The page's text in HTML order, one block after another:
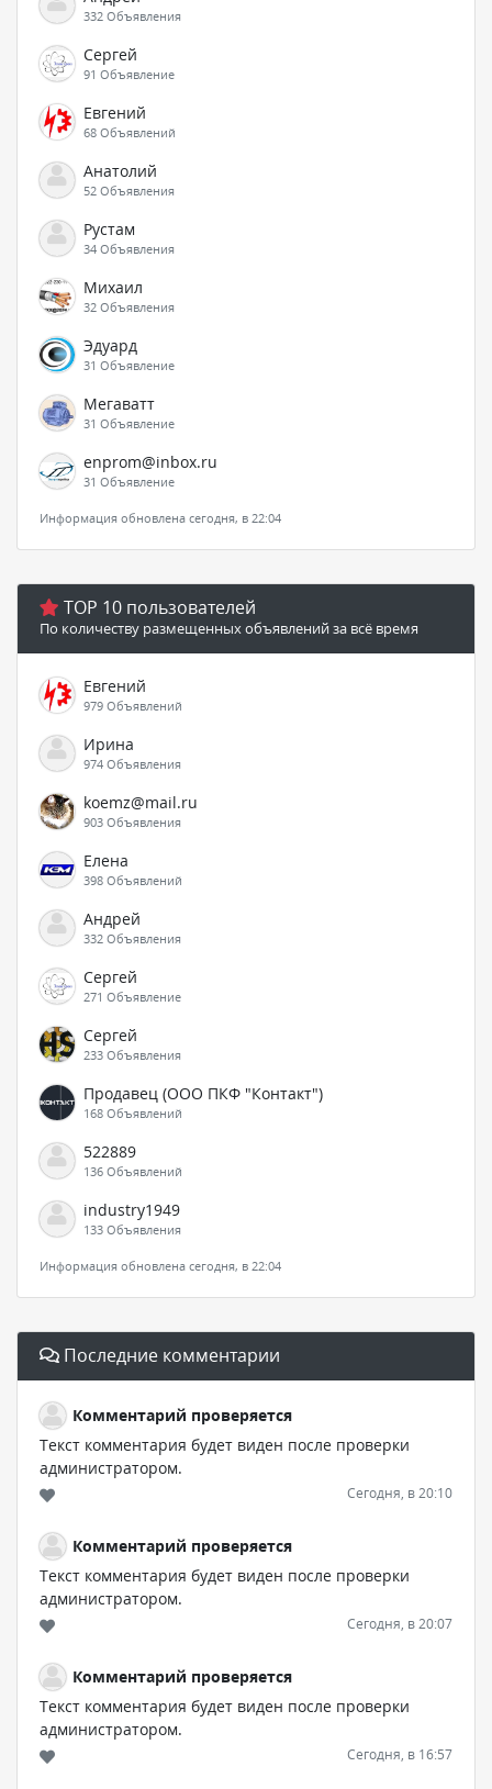
332 Объявления
Сергей
91 Объявление
Евгений
68 Объявлений
Анатолий
52 Объявления
Рустам
34 Объявления
Михаил
32 Объявления
Эдуард
31 Объявление
Мегаватт
31 Объявление
enprom@inbox.ru
31 Объявление
Информация обновлена сегодня, в 22:04
TOP 10 пользователей
По количеству размещенных объявлений за всё время
Евгений
979 Объявлений
Ирина
974 Объявления
koemz@mail.ru
903 Объявления
Елена
398 Объявлений
Андрей
332 Объявления
Сергей
271 Объявление
Сергей
233 Объявления
Продавец (ООО ПКФ "Контакт")
168 Объявлений
522889
136 Объявлений
industry1949
133 Объявления
Информация обновлена сегодня, в 22:04
Последние комментарии
Комментарий проверяется
Текст комментария будет виден после проверки
администратором.
Сегодня, в 20:10
Комментарий проверяется
Текст комментария будет виден после проверки
администратором.
Сегодня, в 20:07
Комментарий проверяется
Текст комментария будет виден после проверки
администратором.
Сегодня, в 16:57